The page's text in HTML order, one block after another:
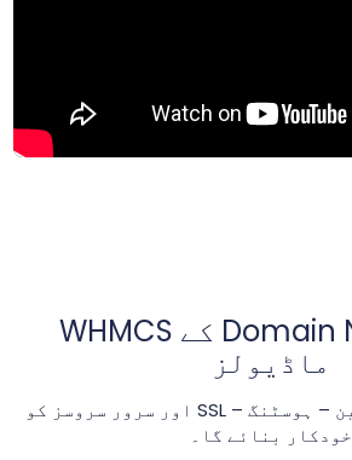
Domain Name API کے WHMCS
ماڈیولز
WHMCS آپ کی ڈومین – ہوسٹنگ – SSL اور سرور سروسز کو
خودکار بنائے گا۔